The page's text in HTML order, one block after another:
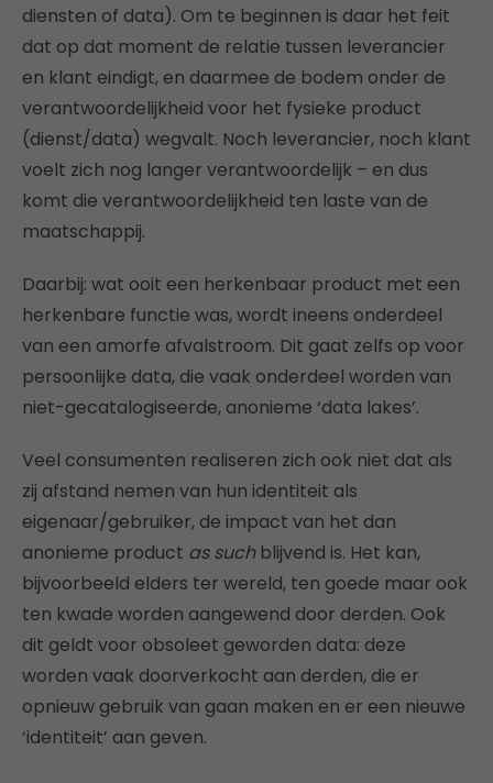
diensten of data). Om te beginnen is daar het feit
dat op dat moment de relatie tussen leverancier
en klant eindigt, en daarmee de bodem onder de
verantwoordelijkheid voor het fysieke product
(dienst/data) wegvalt. Noch leverancier, noch klant
voelt zich nog langer verantwoordelijk – en dus
komt die verantwoordelijkheid ten laste van de
maatschappij.
Daarbij: wat ooit een herkenbaar product met een
herkenbare functie was, wordt ineens onderdeel
van een amorfe afvalstroom. Dit gaat zelfs op voor
persoonlijke data, die vaak onderdeel worden van
niet-gecatalogiseerde, anonieme ‘data lakes’.
Veel consumenten realiseren zich ook niet dat als
zij afstand nemen van hun identiteit als
eigenaar/gebruiker, de impact van het dan
anonieme product as suchblijvend is. Het kan,
bijvoorbeeld elders ter wereld, ten goede maar ook
ten kwade worden aangewend door derden. Ook
dit geldt voor obsoleet geworden data: deze
worden vaak doorverkocht aan derden, die er
opnieuw gebruik van gaan maken en er een nieuwe
‘identiteit’ aan geven.